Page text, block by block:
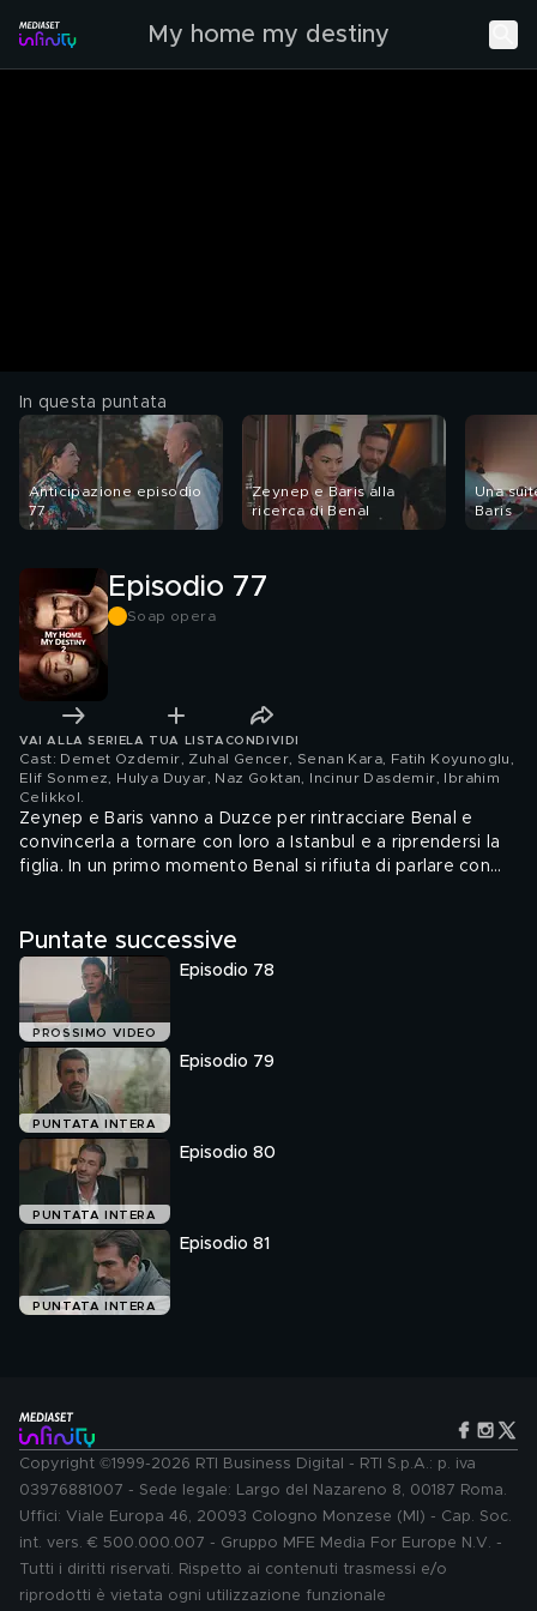
My home my destiny
In questa puntata
Anticipazione episodio
77
Zeynep e Baris alla
ricerca di Benal
Una
Baris
Episodio 77
Soap opera
VAI ALLA SERIE LA TUA LISTA CONDIVIDI
Cast: Demet Ozdemir, Zuhal Gencer, Senan Kara, Fatih Koyunoglu,
Elif Sonmez, Hulya Duyar, Naz Goktan, Incinur Dasdemir, Ibrahim
Celikkol
Zeynep e Baris vanno a Duzce per rintracciare Benal e
convincerla a tornare con loro a Istanbul e a riprendersi la
figlia. In un primo momento Benal si rifiuta di parlare con
Puntate successive
PROSSIMO VIDEO
Episodio 78
PUNTATA INTERA
Episodio 79
PUNTATA INTERA
Episodio 80
PUNTATA INTERA
Episodio 81
Copyright ©1999-2026 RTI Business Digital - RTI S.p.A.: p. iva
03976881007 - Sede legale: Largo del Nazareno 8, 00187 Roma.
Uffici: Viale Europa 46, 20093 Cologno Monzese (MI) - Cap. Soc.
int. vers. € 500.000.007 - Gruppo MFE Media For Europe N.V. -
Tutti i diritti riservati. Rispetto ai contenuti trasmessi e/o
riprodotti è vietata ogni utilizzazione funzionale